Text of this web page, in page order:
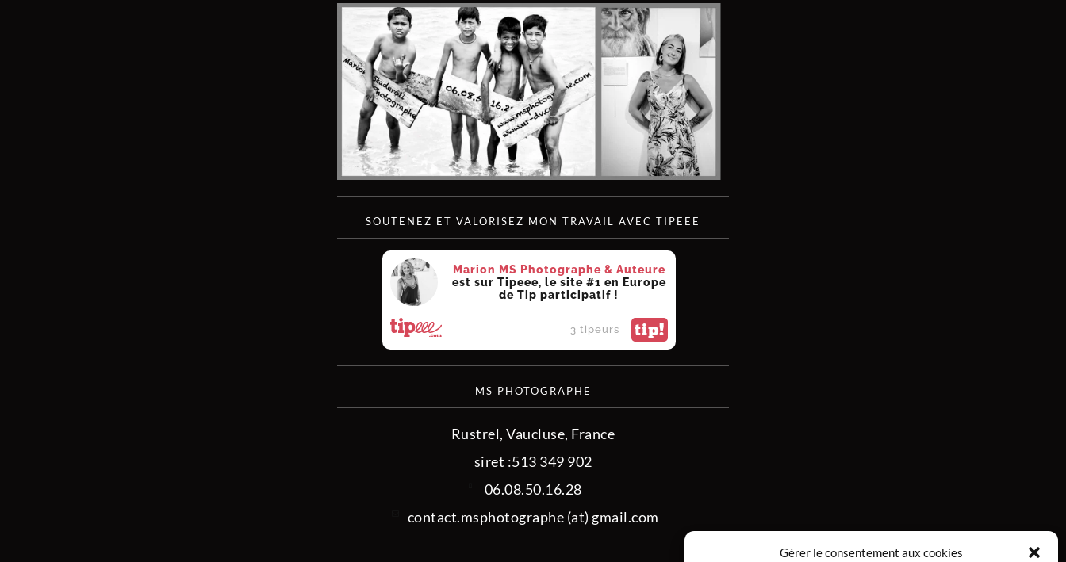
Gérer le consentement aux cookies
SOUTENEZ ET VALORISEZ MON TRAVAIL AVEC TIPEEE
Marion MS Photographe & Auteure
est sur Tipeee, le site #1 en Europe
de Tip participatif !
3 tipeurs tip!
MS PHOTOGRAPHE
Rustrel, Vaucluse, France
siret :513 349 902
06.08.50.16.28
contact.msphotographe (at) gmail.com